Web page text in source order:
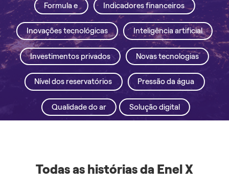
Formula e Indicadores financeiros
Inovações tecnológicas Inteligência artificial
Investimentos privados Novas tecnologias
Nível dos reservatórios Pressão da água
Qualidade do ar Solução digital
Todas as histórias da Enel X